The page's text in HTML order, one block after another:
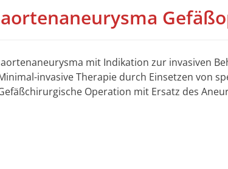
mit Indikation zur invasiven
invasive Therapie durch Einsetzen von
Operation mit Ersatz des